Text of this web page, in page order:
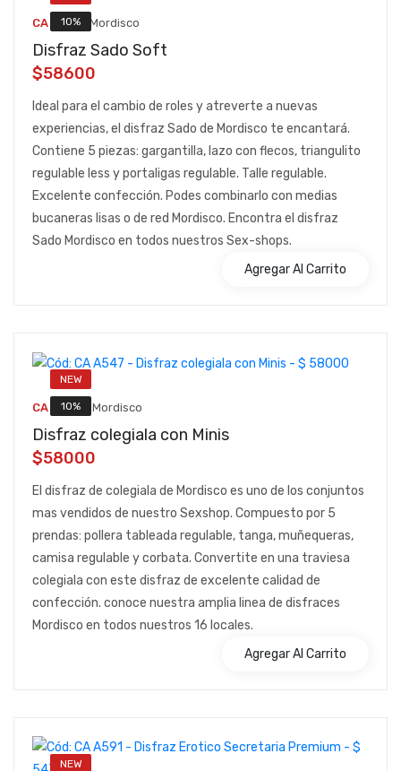
10%
CA A553:: Mordisco
Disfraz Sado Soft
$58600
Ideal para el cambio de roles y atreverte a nuevas
experiencias, el disfraz Sado de Mordisco te encantará.
Contiene 5 piezas: gargantilla, lazo con flecos, triangulito
regulable less y portaligas regulable. Talle regulable.
Excelente confección. Podes combinarlo con medias
bucaneras lisas o de red Mordisco. Encontra el disfraz
Sado Mordisco en todos nuestros Sex-shops.
Agregar Al Carrito
NEW
10%
CA A547 Mordisco
Disfraz colegiala con Minis
$58000
El disfraz de colegiala de Mordisco es uno de los conjuntos
mas vendidos de nuestro Sexshop. Compuesto por 5
prendas: pollera tableada regulable, tanga, muñequeras,
camisa regulable y corbata. Convertite en una traviesa
colegiala con este disfraz de excelente calidad de
confección. conoce nuestra amplia linea de disfraces
Mordisco en todos nuestros 16 locales.
Agregar Al Carrito
NEW